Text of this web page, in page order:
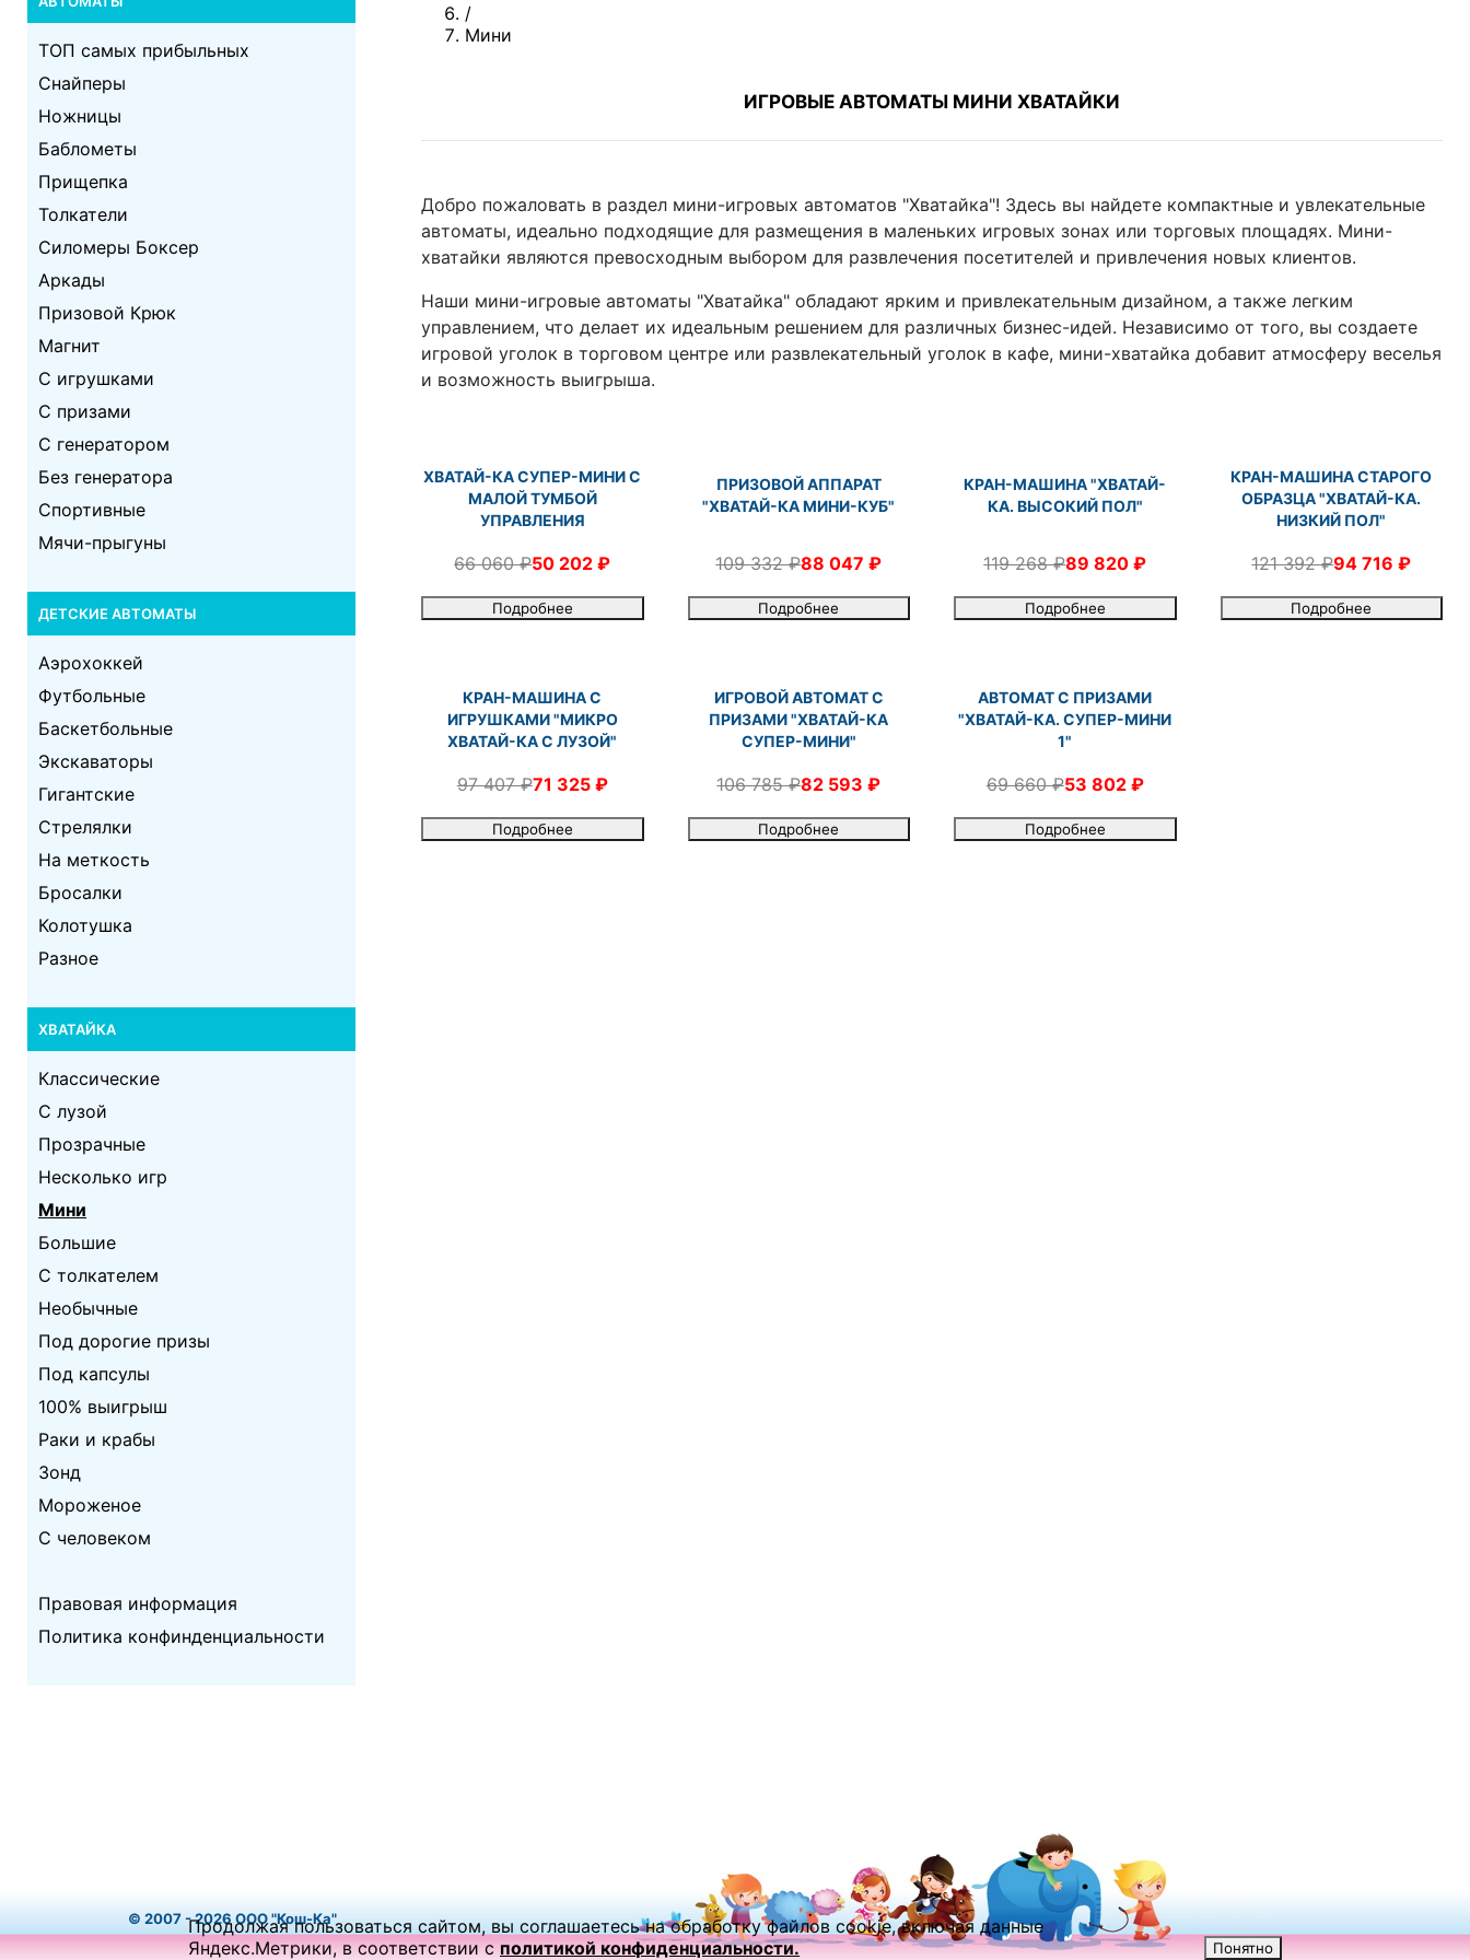
ТОП самых прибыльных
Снайперы
Ножницы
Баблометы
Прищепка
Толкатели
Силомеры Боксер
Аркады
Призовой Крюк
Магнит
C игрушками
C призами
С генератором
Без генератора
Спортивные
Мячи-прыгуны
ДЕТСКИЕ АВТОМАТЫ
Аэрохоккей
Футбольные
Баскетбольные
Экскаваторы
Гигантские
Стрелялки
На меткость
Бросалки
Колотушка
Разное
ХВАТАЙКА
Классические
С лузой
Прозрачные
Несколько игр
Мини
Большие
С толкателем
Необычные
Под дорогие призы
Под капсулы
100% выигрыш
Раки и крабы
Зонд
Мороженое
С человеком
Правовая информация
Политика конфинденциальности
/
Мини
ИГРОВЫЕ АВТОМАТЫ МИНИ ХВАТАЙКИ
Добро пожаловать в раздел мини-игровых автоматов "Хватайка"! Здесь вы найдете компактные и увлекательные
автоматы, идеально подходящие для размещения в маленьких игровых зонах или торговых площадях. Мини-
хватайки являются превосходным выбором для развлечения посетителей и привлечения новых клиентов.
Наши мини-игровые автоматы "Хватайка" обладают ярким и привлекательным дизайном, а также легким
управлением, что делает их идеальным решением для различных бизнес-идей. Независимо от того, вы создаете
игровой уголок в торговом центре или развлекательный уголок в кафе, мини-хватайка добавит атмосферу веселья
и возможность выигрыша.
ХВАТАЙ-КА СУПЕР-МИНИ С
МАЛОЙ ТУМБОЙ
УПРАВЛЕНИЯ
66 060 ₽50 202 ₽
Подробнее
ПРИЗОВОЙ АППАРАТ
"ХВАТАЙ-КА МИНИ-КУБ"
109 332 ₽88 047 ₽
Подробнее
КРАН-МАШИНА "ХВАТАЙ-
КА. ВЫСОКИЙ ПОЛ"
119 268 ₽89 820 ₽
Подробнее
КРАН-МАШИНА СТАРОГО
ОБРАЗЦА "ХВАТАЙ-КА.
НИЗКИЙ ПОЛ"
121 392 ₽94 716 ₽
Подробнее
КРАН-МАШИНА С
ИГРУШКАМИ "МИКРО
ХВАТАЙ-КА С ЛУЗОЙ"
97 407 ₽71 325 ₽
Подробнее
ИГРОВОЙ АВТОМАТ С
ПРИЗАМИ "ХВАТАЙ-КА
СУПЕР-МИНИ"
106 785 ₽82 593 ₽
Подробнее
АВТОМАТ С ПРИЗАМИ
"ХВАТАЙ-КА. СУПЕР-МИНИ
1"
69 660 ₽53 802 ₽
Подробнее
© 2007 -2026 ООО "Кош-Ка"
Продолжая пользоваться сайтом, вы соглашаетесь на обработку файлов cookie, включая данные
Яндекс.Метрики, в соответствии с политикой конфиденциальности.
Понятно